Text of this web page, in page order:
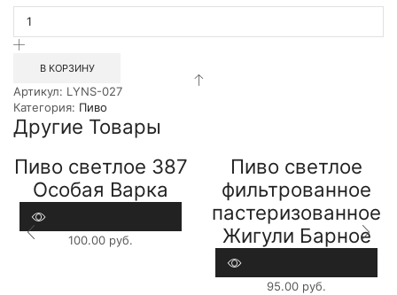
товара
Пиво
фильтрованное
Пенное
Золото
0.45л
СТ
В КОРЗИНУ
Артикул: LYNS-027
Категория: Пиво
Другие Товары
Пиво светлое 387
Особая Варка
100.00 руб.
Пиво светлое
фильтрованное
пастеризованное
Жигули Барное
95.00 руб.